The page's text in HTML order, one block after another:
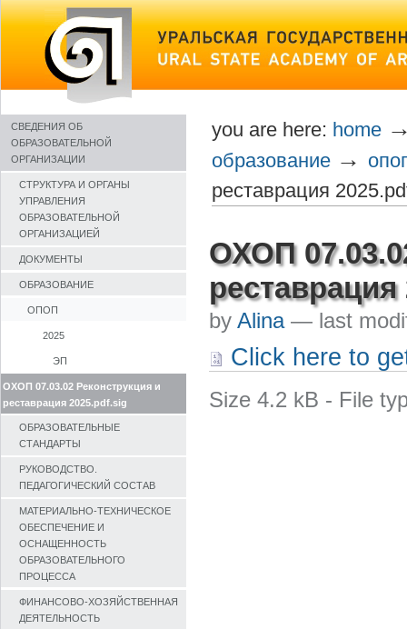
Skip
to
СВЕДЕНИЯ ОБ
ОБРАЗОВАТЕЛЬНОЙ
ОРГАНИЗАЦИИ
СТРУКТУРА И ОРГАНЫ
УПРАВЛЕНИЯ
ОБРАЗОВАТЕЛЬНОЙ
ОРГАНИЗАЦИЕЙ
ДОКУМЕНТЫ
ОБРАЗОВАНИЕ
ОПОП
2025
ЭП
ОХОП 07.03.02 Реконструкция и
реставрация 2025.pdf.sig
ОБРАЗОВАТЕЛЬНЫЕ
СТАНДАРТЫ
РУКОВОДСТВО.
ПЕДАГОГИЧЕСКИЙ СОСТАВ
МАТЕРИАЛЬНО-ТЕХНИЧЕСКОЕ
ОБЕСПЕЧЕНИЕ И
ОСНАЩЕННОСТЬ
ОБРАЗОВАТЕЛЬНОГО
ПРОЦЕССА
ФИНАНСОВО-ХОЗЯЙСТВЕННАЯ
ДЕЯТЕЛЬНОСТЬ
you are here: home
образование →
реставрация
ОХОП
byAlina— last
Click here to
Size4.2 kB - File